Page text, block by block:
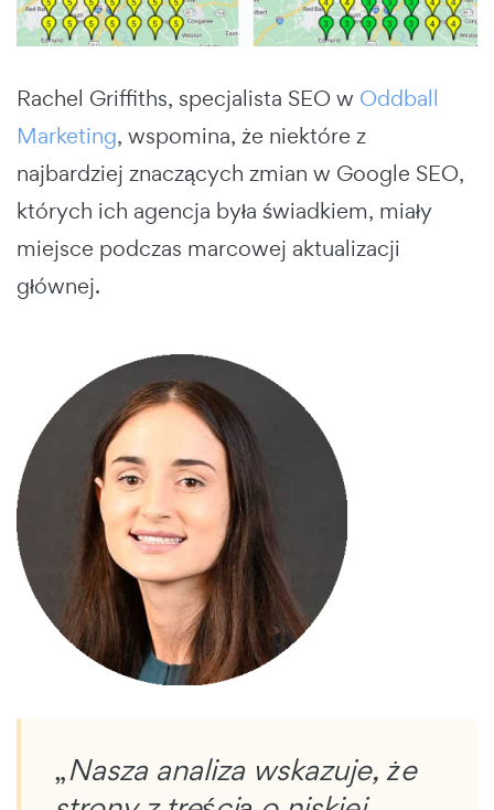
Rachel Griffiths, specjalista SEO w Oddball
Marketing, wspomina, że niektóre z
najbardziej znaczących zmian w Google SEO,
których ich agencja była świadkiem, miały
miejsce podczas marcowej aktualizacji
głównej.
„Nasza analiza wskazuje, że